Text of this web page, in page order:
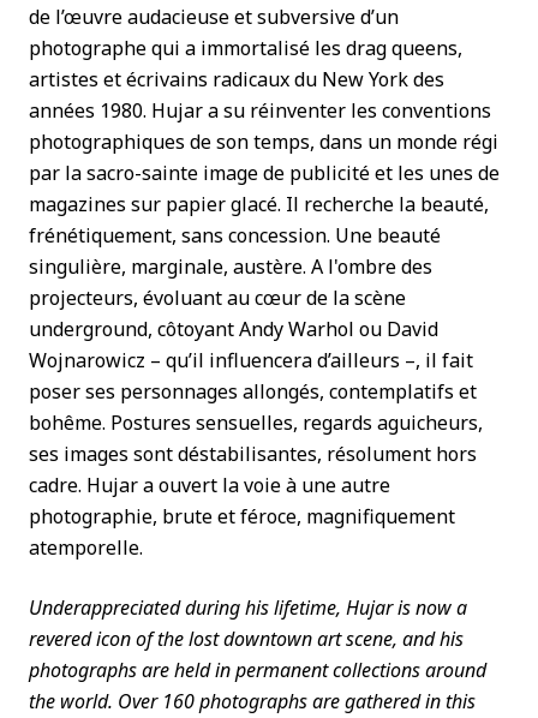
de l’œuvre audacieuse et subversive d’un
photographe qui a immortalisé les drag queens,
artistes et écrivains radicaux du New York des
années 1980. Hujar a su réinventer les conventions
photographiques de son temps, dans un monde régi
par la sacro-sainte image de publicité et les unes de
magazines sur papier glacé. Il recherche la beauté,
frénétiquement, sans concession. Une beauté
singulière, marginale, austère. A l'ombre des
projecteurs, évoluant au cœur de la scène
underground, côtoyant Andy Warhol ou David
Wojnarowicz – qu’il influencera d’ailleurs –, il fait
poser ses personnages allongés, contemplatifs et
bohême. Postures sensuelles, regards aguicheurs,
ses images sont déstabilisantes, résolument hors
cadre. Hujar a ouvert la voie à une autre
photographie, brute et féroce, magnifiquement
atemporelle.
Underappreciated during his lifetime, Hujar is now a
revered icon of the lost downtown art scene, and his
photographs are held in permanent collections around
the world. Over 160 photographs are gathered in this